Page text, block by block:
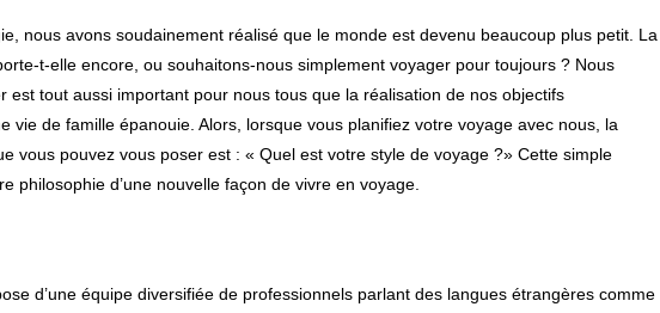
nous avons soudainement réalisé que le monde est devenu beaucoup plus petit. La
t-elle encore, ou souhaitons-nous simplement voyager pour toujours ? Nous
est tout aussi important pour nous tous que la réalisation de nos objectifs
vie de famille épanouie. Alors, lorsque vous planifiez votre voyage avec nous, la
vous pouvez vous poser est : « Quel est votre style de voyage ?» Cette simple
philosophie d’une nouvelle façon de vivre en voyage.
d’une équipe diversifiée de professionnels parlant des langues étrangères comme